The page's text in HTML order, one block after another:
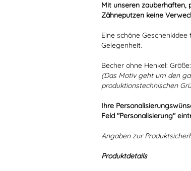
Mit unseren zauberhaften,
Zähneputzen keine
Eine schöne
Gelegenheit.
Becher ohne Henkel:
(Das Motiv geht um den
produktionstechnischen
Ihre
Feld "Personalisierung"
Angaben zur
Produktdetails